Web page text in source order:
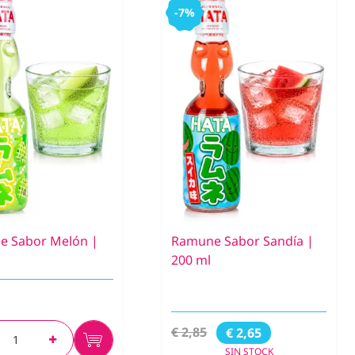
Sabor Melón |
-7%
Ramune Sabor Sandía |
200 ml
€ 2,85 € 2,65
SIN STOCK